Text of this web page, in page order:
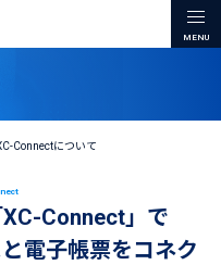
メ
Connectについて
Connect」で
電子帳票をコネク